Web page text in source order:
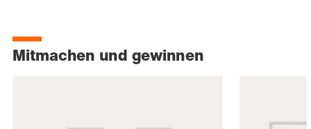
Mitmachen und gewinnen